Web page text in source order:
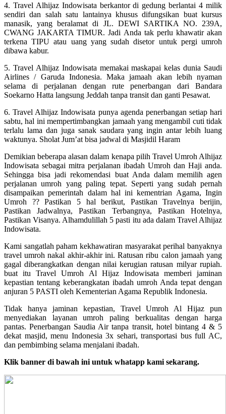
4. Travel Alhijaz Indowisata berkantor di gedung berlantai 4 milik
sendiri dan salah satu lantainya khusus difungsikan buat kursus
manasik, yang beralamat di JL. DEWI SARTIKA NO. 239A,
CWANG JAKARTA TIMUR. Jadi Anda tak perlu khawatir akan
terkena TIPU atau uang yang sudah disetor untuk pergi umroh
dibawa kabur.
5. Travel Alhijaz Indowisata memakai maskapai kelas dunia Saudi
Airlines / Garuda Indonesia. Maka jamaah akan lebih nyaman
selama di perjalanan dengan rute penerbangan dari Bandara
Soekarno Hatta langsung Jeddah tanpa transit dan ganti Pesawat.
6. Travel Alhijaz Indowisata punya agenda penerbangan setiap hari
sabtu, hal ini mempertimbangkan jamaah yang mengambil cuti tidak
terlalu lama dan juga sanak saudara yang ingin antar lebih luang
waktunya. Sholat Jum’at bisa jadwal di Masjidil Haram
Demikian beberapa alasan dalam kenapa pilih Travel Umroh Alhijaz
Indowisata sebagai mitra perjalanan ibadah Umroh dan Haji anda.
Sehingga bisa jadi rekomendasi buat Anda dalam memilih agen
perjalanan umroh yang paling tepat. Seperti yang sudah pernah
disampaikan pemerintah dalam hal ini kementrian Agama, Ingin
Umroh ?? Pastikan 5 hal berikut, Pastikan Travelnya berijin,
Pastikan Jadwalnya, Pastikan Terbangnya, Pastikan Hotelnya,
Pastikan Visanya. Alhamdulillah 5 pasti itu ada dalam Travel Alhijaz
Indowisata.
Kami sangatlah paham kekhawatiran masyarakat perihal banyaknya
travel umroh nakal akhir-akhir ini. Ratusan ribu calon jamaah yang
gagal diberangkatkan dengan nilai kerugian ratusan milyar rupiah.
buat itu Travel Umroh Al Hijaz Indowisata memberi jaminan
kepastian tentang keberangkatan ibadah umroh Anda tepat dengan
anjuran 5 PASTI oleh Kementerian Agama Republik Indonesia.
Tidak hanya jaminan kepastian, Travel Umroh Al Hijaz pun
menyediakan layanan umroh paling berkualitas dengan harga
pantas. Penerbangan Saudia Air tanpa transit, hotel bintang 4 & 5
dekat masjid, menu Indonesia 3x sehari, transportasi bus full AC,
dan pembimbing selama menjalani ibadah.
Klik banner di bawah ini untuk whatapp kami sekarang.